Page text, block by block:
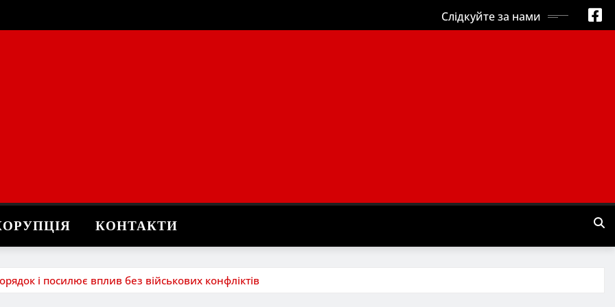
Слідкуйте за нами
КОНТАКТИ
і посилює вплив без військових конфліктів